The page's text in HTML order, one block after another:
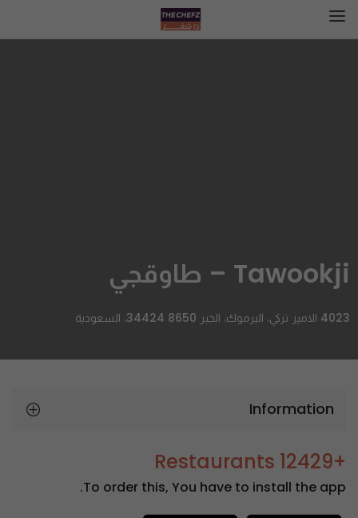
Tawookji – طاوقجي
4023 الامير تركي، اليرموك، الخبر 34424 8650، السعودية
Information
+12429 Restaurants
To order this, You have to install the app.